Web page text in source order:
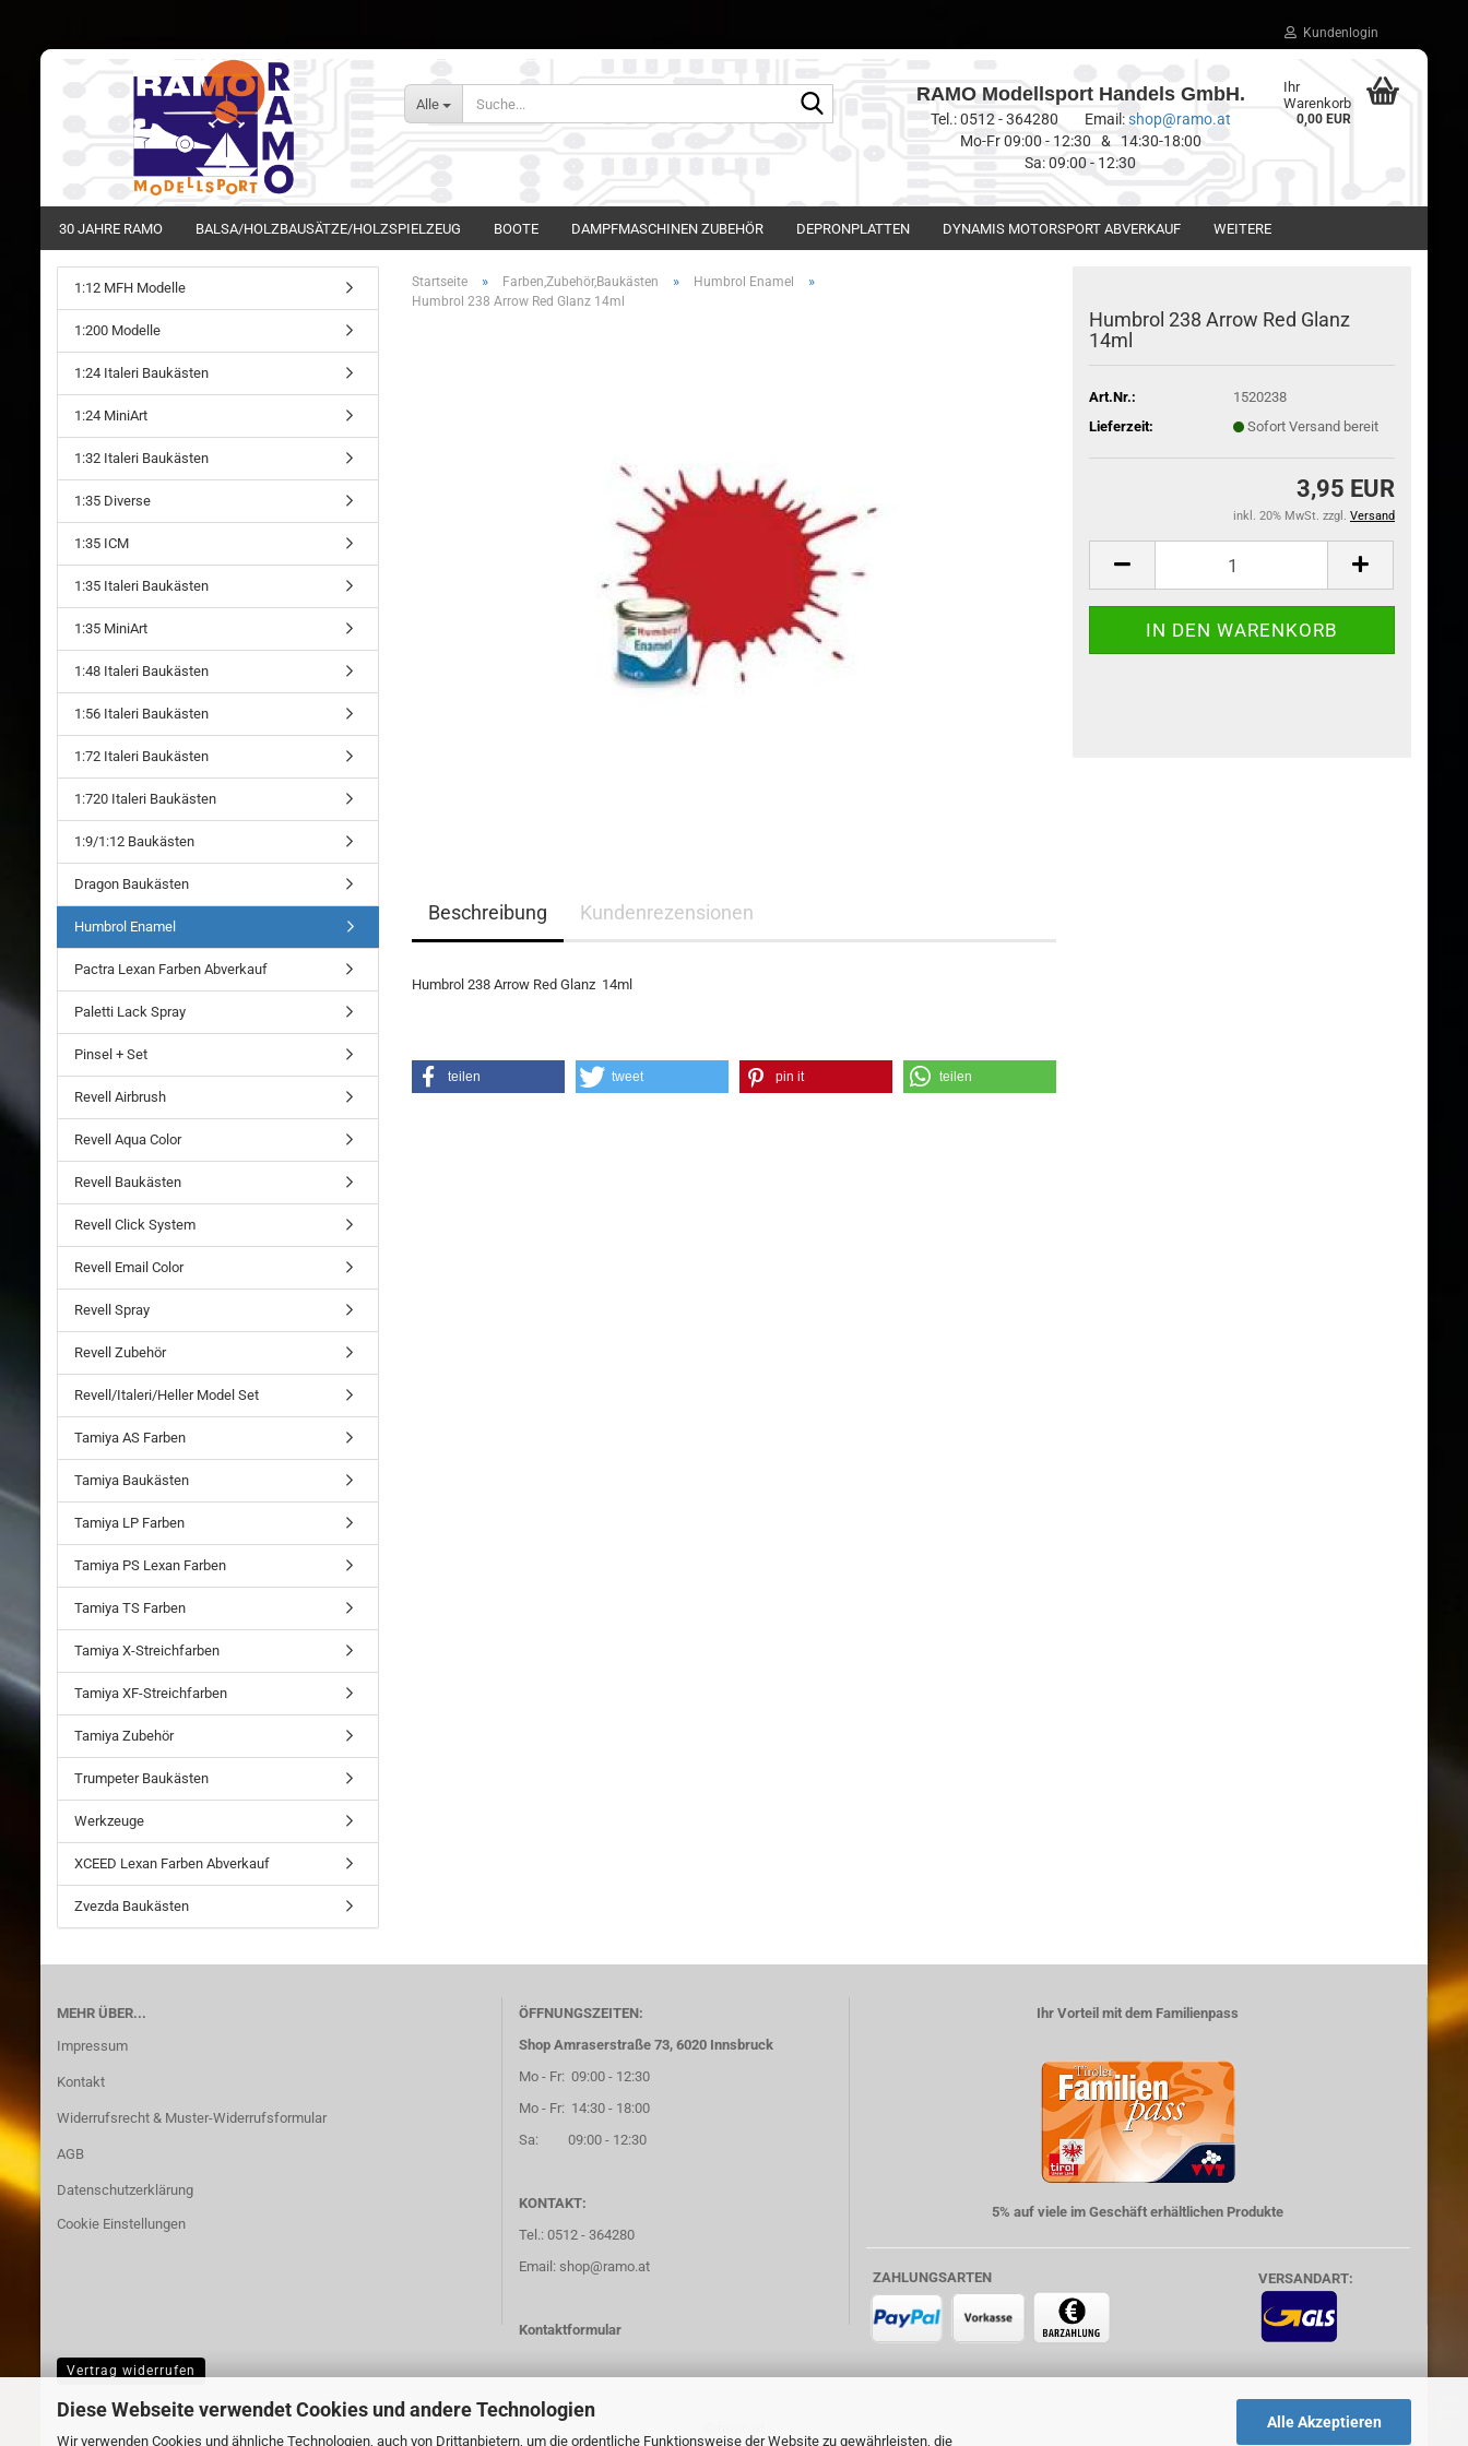
Diese Webseite verwendet Cookies und andere Technologien
Wir verwenden Cookies und ähnliche Technologien, auch von Drittanbietern, um die ordentliche Funktionsweise der Website zu gewährleisten, die
Alle Akzeptieren
Kundenlogin
Alle RAMO Modellsport Handels GmbH.
Tel.: 0512 - 364280 Email:shop@ramo.at
Mo-Fr 09:00 - 12:30 & 14:30-18:00
Sa: 09:00 - 12:30
Ihr
Warenkorb
0,00 EUR
30 JAHRE RAMO BALSA/HOLZBAUSÄTZE/HOLZSPIELZEUG BOOTE DAMPFMASCHINEN ZUBEHÖR DEPRONPLATTEN DYNAMIS MOTORSPORT ABVERKAUF WEITERE
Startseite » Farben,Zubehör,Baukästen » Humbrol Enamel »
Humbrol 238 Arrow Red Glanz 14ml
Humbrol 238 Arrow Red Glanz
14ml
Art.Nr.:
1520238
Lieferzeit:
Sofort Versand bereit
3,95 EUR
inkl. 20% MwSt. zzgl. Versand
Beschreibung Kundenrezensionen
Humbrol 238 Arrow Red Glanz 14ml
teilen tweet pin it teilen
1:12 MFH Modelle
1:200 Modelle
1:24 Italeri Baukästen
1:24 MiniArt
1:32 Italeri Baukästen
1:35 Diverse
1:35 ICM
1:35 Italeri Baukästen
1:35 MiniArt
1:48 Italeri Baukästen
1:56 Italeri Baukästen
1:72 Italeri Baukästen
1:720 Italeri Baukästen
1:9/1:12 Baukästen
Dragon Baukästen
Humbrol Enamel
Pactra Lexan Farben Abverkauf
Paletti Lack Spray
Pinsel + Set
Revell Airbrush
Revell Aqua Color
Revell Baukästen
Revell Click System
Revell Email Color
Revell Spray
Revell Zubehör
Revell/Italeri/Heller Model Set
Tamiya AS Farben
Tamiya Baukästen
Tamiya LP Farben
Tamiya PS Lexan Farben
Tamiya TS Farben
Tamiya X-Streichfarben
Tamiya XF-Streichfarben
Tamiya Zubehör
Trumpeter Baukästen
Werkzeuge
XCEED Lexan Farben Abverkauf
Zvezda Baukästen
MEHR ÜBER...
Impressum
Kontakt
Widerrufsrecht & Muster-Widerrufsformular
AGB
Datenschutzerklärung
Cookie Einstellungen
ÖFFNUNGSZEITEN:
Shop Amraserstraße 73, 6020 Innsbruck
Mo - Fr: 09:00 - 12:30
Mo - Fr: 14:30 - 18:00
Sa: 09:00 - 12:30
KONTAKT:
Tel.: 0512 - 364280
Email: shop@ramo.at
Kontaktformular
Ihr Vorteil mit dem Familienpass
5% auf viele im Geschäft erhältlichen Produkte
ZAHLUNGSARTEN VERSANDART:
Vertrag widerrufen